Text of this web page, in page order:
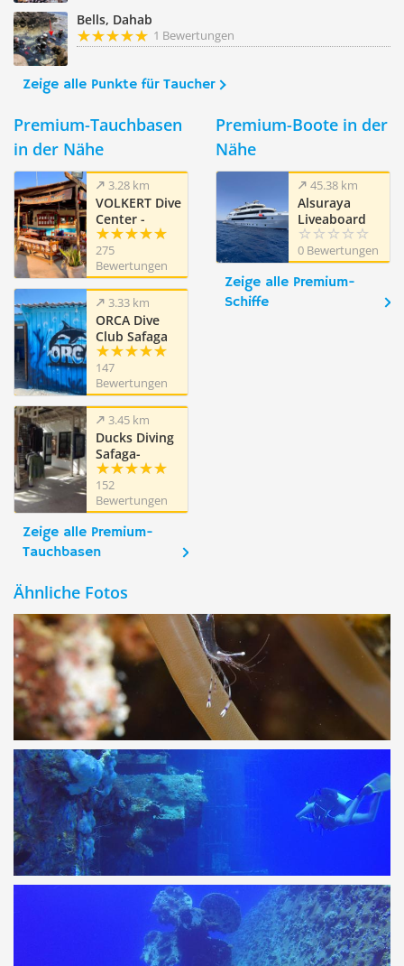
Bells, Dahab
1 Bewertungen
Zeige alle Punkte für Taucher
Premium-Tauchbasen
in der Nähe
3.28 km
VOLKERT Dive
Center -
Safaga
Ägypten
275
Bewertungen
3.33 km
ORCA Dive
Club Safaga
Amarina
Resort
147
Bewertungen
3.45 km
Ducks Diving
Safaga-
Dimensions
Bleues
152
Bewertungen
Zeige alle Premium-
Tauchbasen
Premium-Boote in der
Nähe
45.38 km
Alsuraya
Liveaboard
0 Bewertungen
Zeige alle Premium-
Schiffe
Ähnliche Fotos